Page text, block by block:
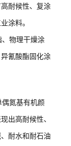
耐候性、复涂
涂料。
物理干燥涂
氰酸酯固化涂
氮基有机颜
出高耐候性、
耐水和耐石油